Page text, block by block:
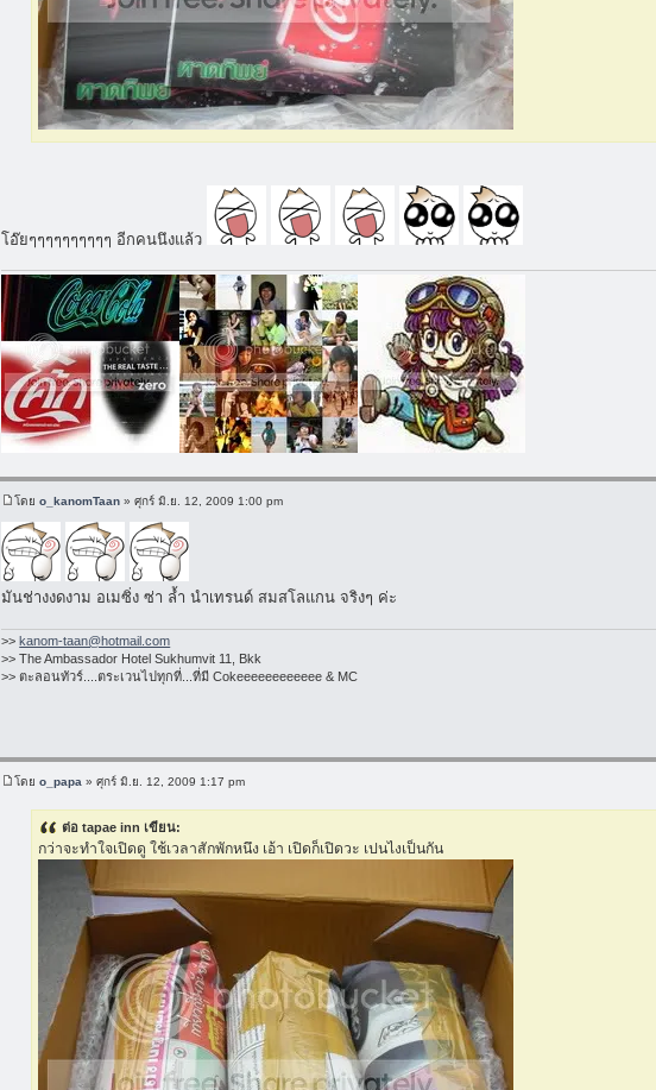
โอ๊ยๆๆๆๆๆๆๆๆๆๆ อีกคนนึงแล้ว
โดยo_kanomTaan » ศุกร์ มิ.ย. 12, 2009 1:00 pm
มันช่างงดงาม อเมซิ่ง ซ่า ล้ำ นำเทรนด์ สมสโลแกน จริงๆ ค่ะ
>>kanom-taan@hotmail.com
>> The Ambassador Hotel Sukhumvit 11, Bkk
>> ตะลอนทัวร์....ตระเวนไปทุกที่...ที่มี Cokeeeeeeeeeeee & MC
โดยo_papa » ศุกร์ มิ.ย. 12, 2009 1:17 pm
ต่อ tapae inn เขียน:
กว่าจะทำใจเปิดดู ใช้เวลาสักพักหนึง เอ้า เปิดก็เปิดวะ เปนไงเป็นกัน